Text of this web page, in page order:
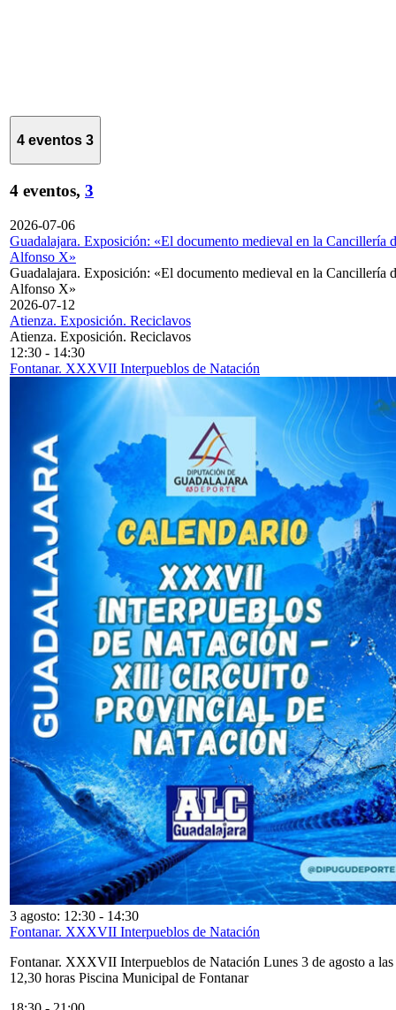
4 eventos 3
4 eventos, 3
2026-07-06
Guadalajara. Exposición: «El documento medieval en la Cancillería
Alfonso X»
Guadalajara. Exposición: «El documento medieval en la Cancillería
Alfonso X»
2026-07-12
Atienza. Exposición. Reciclavos
Atienza. Exposición. Reciclavos
12:30 - 14:30
Fontanar. XXXVII Interpueblos de Natación
3 agosto: 12:30 - 14:30
Fontanar. XXXVII Interpueblos de Natación
Fontanar. XXXVII Interpueblos de Natación Lunes 3 de agosto a las
12,30 horas Piscina Municipal de Fontanar